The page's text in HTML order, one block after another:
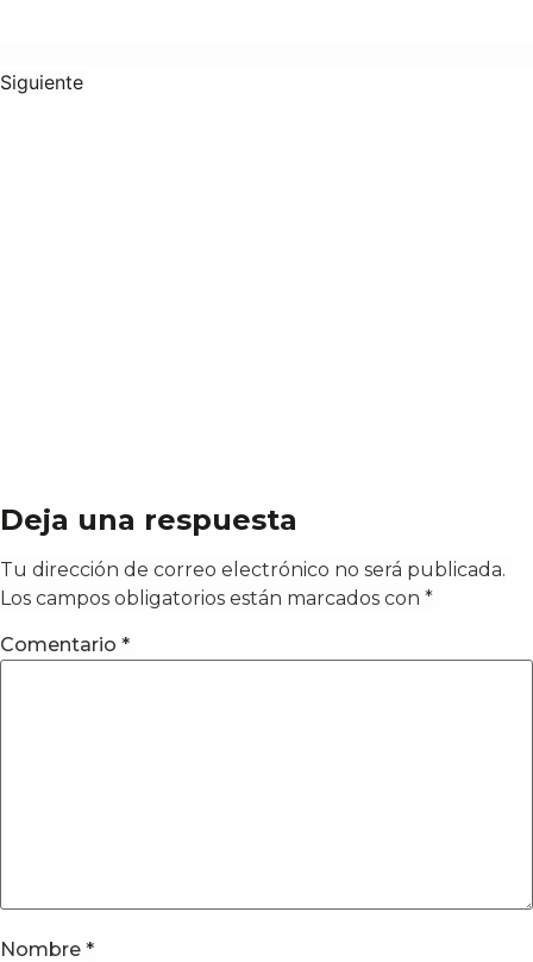
Siguiente
Deja una respuesta
Tu dirección de correo electrónico no será publicada.
Los campos obligatorios están marcados con *
Comentario *
Nombre *